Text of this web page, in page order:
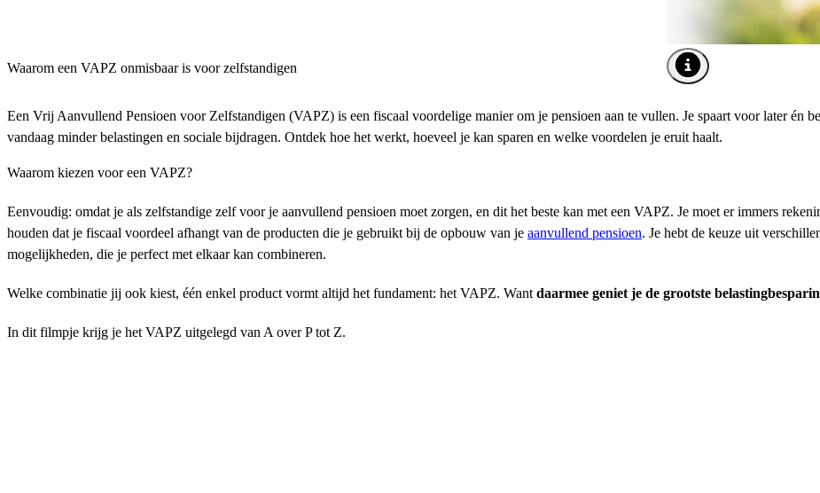
Afbeelding tooltip openen
Waarom een VAPZ onmisbaar is voor zelfstandigen
Een Vrij Aanvullend Pensioen voor Zelfstandigen (VAPZ) is een fiscaal voordelige manier om je pensioen aan te vullen. Je spaart voor later én
vandaag minder belastingen en sociale bijdragen. Ontdek hoe het werkt, hoeveel je kan sparen en welke voordelen je eruit haalt.
Waarom kiezen voor een VAPZ?
Eenvoudig: omdat je als zelfstandige zelf voor je aanvullend pensioen moet zorgen, en dit het beste kan met een VAPZ. Je moet er immers
houden dat je fiscaal voordeel afhangt van de producten die je gebruikt bij de opbouw van je aanvullend pensioen. Je hebt de keuze uit
mogelijkheden, die je perfect met elkaar kan combineren.
Welke combinatie jij ook kiest, één enkel product vormt altijd het fundament: het VAPZ. Want daarmee geniet je de grootste
In dit filmpje krijg je het VAPZ uitgelegd van A over P tot Z.